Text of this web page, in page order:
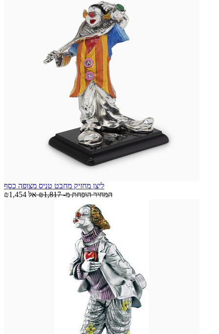
ליצן מחזיק מחבט טניס מצופה כסף
₪1,454
המחיר הופחת מ-₪1,817 אל